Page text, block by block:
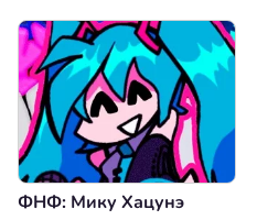
ФНФ: Мику Хацунэ